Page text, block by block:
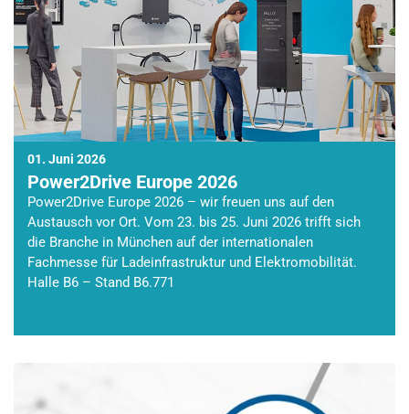
01. Juni 2026
Power2Drive Europe 2026
Power2Drive Europe 2026 – wir freuen uns auf den
Austausch vor Ort. Vom 23. bis 25. Juni 2026 trifft sich
die Branche in München auf der internationalen
Fachmesse für Ladeinfrastruktur und Elektromobilität.
Halle B6 – Stand B6.771